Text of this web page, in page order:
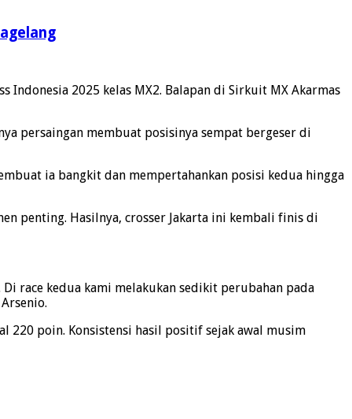
2025 kelas MX2. Balapan di Sirkuit MX Akarmas
persaingan membuat posisinya sempat bergeser di
ia bangkit dan mempertahankan posisi kedua hingga
penting. Hasilnya, crosser Jakarta ini kembali finis di
race kedua kami melakukan sedikit perubahan pada
220 poin. Konsistensi hasil positif sejak awal musim